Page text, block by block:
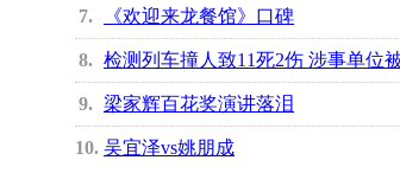
7 《欢迎来龙餐馆》口碑
8 检测列车撞人致11死2伤 涉事单位
9 梁家辉百花奖演讲落泪
10 吴宜泽vs姚朋成